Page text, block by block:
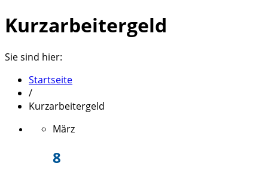
Kurzarbeitergeld
Sie sind hier:
Startseite
/
Kurzarbeitergeld
März
8